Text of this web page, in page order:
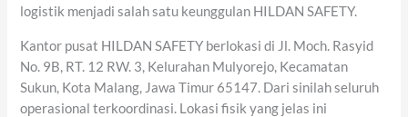
logistik menjadi salah satu keunggulan HILDAN SAFETY.
Kantor pusat HILDAN SAFETY berlokasi di Jl. Moch. Rasyid
No. 9B, RT. 12 RW. 3, Kelurahan Mulyorejo, Kecamatan
Sukun, Kota Malang, Jawa Timur 65147. Dari sinilah seluruh
operasional terkoordinasi. Lokasi fisik yang jelas ini